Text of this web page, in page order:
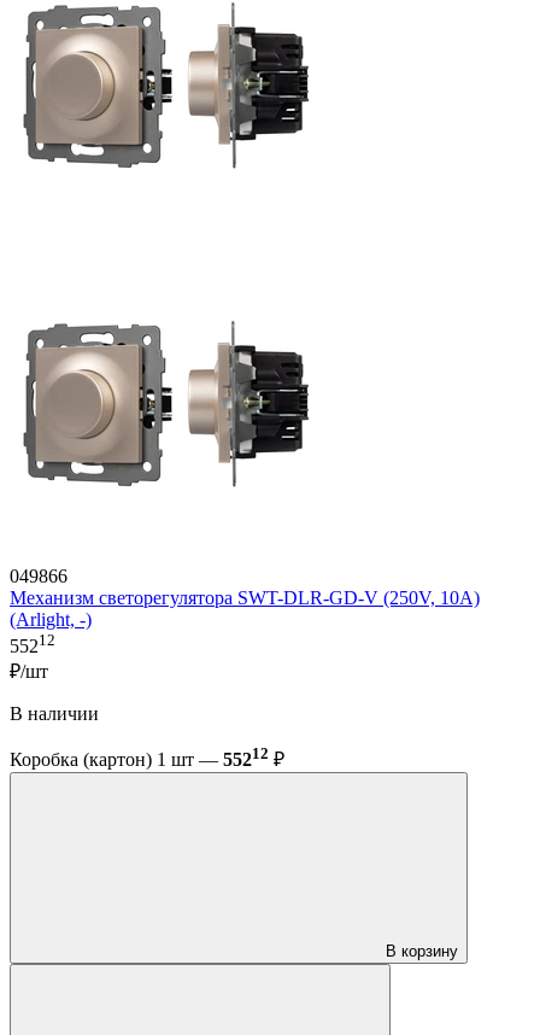
049866
Механизм светорегулятора SWT-DLR-GD-V (250V, 10A)
(Arlight, -)
55212
₽/шт
В наличии
Коробка (картон) 1 шт — 55212 ₽
В корзину